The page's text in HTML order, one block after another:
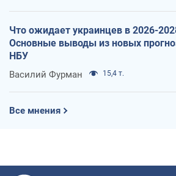
Что ожидает украинцев в 2026-
Основные выводы из новых
НБУ
Василий Фурман 15,4 т.
Все мнения